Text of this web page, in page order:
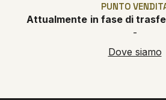
PUNTO
Attualmente in fase di
-
Dove siamo